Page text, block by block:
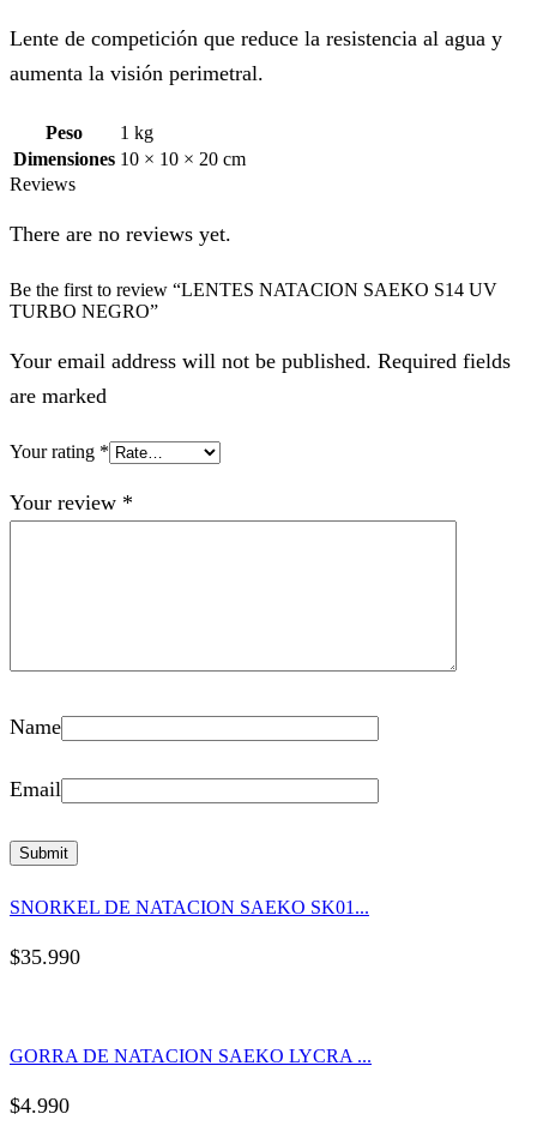
Lente de competición que reduce la resistencia al agua y
aumenta la visión perimetral.
Peso
1 kg
Dimensiones 10 × 10 × 20 cm
Reviews
There are no reviews yet.
Be the first to review “LENTES NATACION SAEKO S14 UV
TURBO NEGRO”
Your email address will not be published. Required fields
are marked
Your rating *
Your review *
Name
Email
SNORKEL DE NATACION SAEKO SK01...
$35.990
GORRA DE NATACION SAEKO LYCRA ...
$4.990